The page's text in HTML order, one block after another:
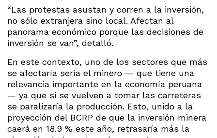
“Las protestas asustan y corren a la inversión,
no sólo extranjera sino local. Afectan al
panorama económico porque las decisiones de
inversión se van”, detalló.
En este contexto, uno de los sectores que más
se afectaría sería el minero — que tiene una
relevancia importante en la economía peruana
— ya que si se vuelven a tomar las carreteras
se paralizaría la producción. Esto, unido a la
proyección del BCRP de que la inversión minera
caerá en 18.9 % este año, retrasaría más la